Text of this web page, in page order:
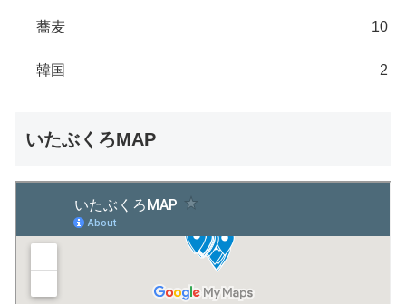
蕎麦 10
韓国 2
いたぶくろMAP